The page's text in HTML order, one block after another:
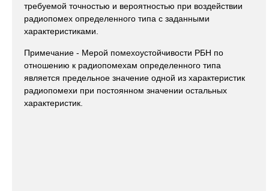
требуемой точностью и вероятностью при воздействии
радиопомех определенного типа с заданными
характеристиками.
Примечание - Мерой помехоустойчивости РБН по
отношению к радиопомехам определенного типа
является предельное значение одной из характеристик
радиопомехи при постоянном значении остальных
характеристик.